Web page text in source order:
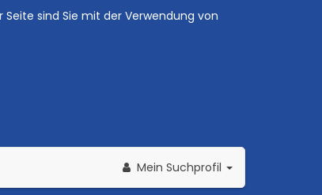
sind Sie mit der Verwendung von
Mein Suchprofil